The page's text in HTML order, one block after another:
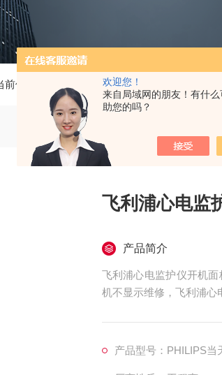
欢迎您！
来自局域网的朋友！有什
助您的吗？
前位置： 产品中心
飞利浦心电监
产品简介
飞利浦心电监护仪开机
机不显示维修，飞利浦心
域维修，飞利浦心电监护
产品型号：PHILIPS当